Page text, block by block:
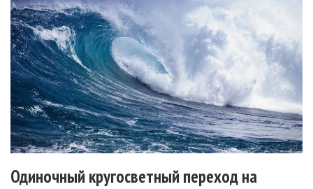
Одиночный кругосветный переход на